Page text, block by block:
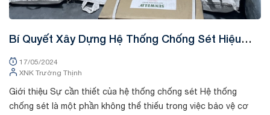
Bí Quyết Xây Dựng Hệ Thống Chống Sét Hiệu
17/05/2024
XNK Trường Thịnh
Giới thiệu Sự cần thiết của hệ thống chống sét Hệ thống
chống sét là một phần không thể thiếu trong việc bảo vệ cơ